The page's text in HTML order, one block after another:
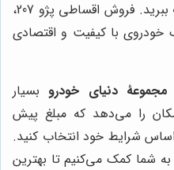
207 شوید و از رانندگی با آن لذت ببرید. فروش اقساطی پژو 207،
خودروی با کیفیت و اقتصادی
مجموعۀ دنیای خودرو بسیار
را می‌دهد که مبلغ پیش
شرایط خود انتخاب کنید.
شما کمک می‌کنیم تا بهترین